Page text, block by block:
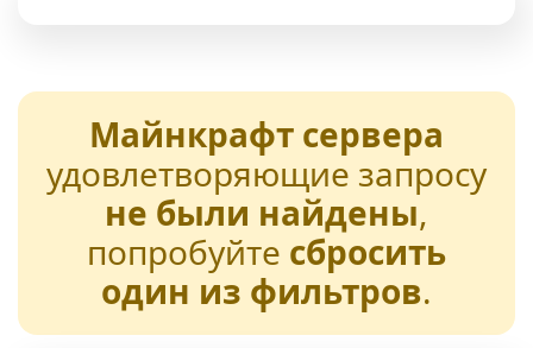
Майнкрафт сервера
удовлетворяющие запросу
не были найдены,
попробуйте сбросить
один из фильтров.